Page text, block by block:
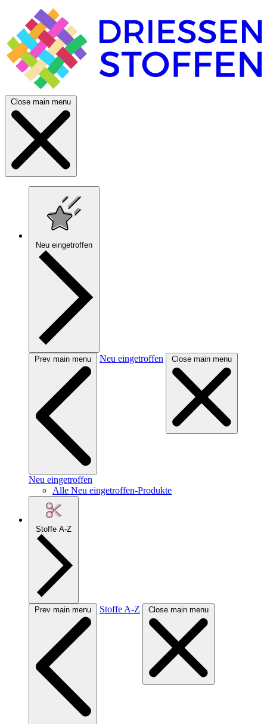
Close main menu
Neu eingetroffen
Prev main menu Neu eingetroffen Close main menu
Neu eingetroffen
Alle Neu eingetroffen-Produkte
Stoffe A-Z
Prev main menu Stoffe A-Z Close main menu